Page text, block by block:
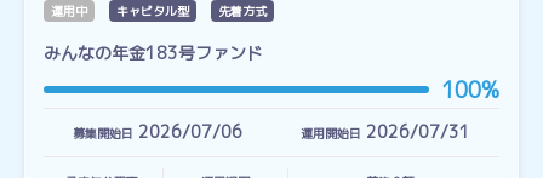
運用中 キャピタル型 先着方式
みんなの年金183号ファンド
100%
募集開始日 2026/07/06 運用開始日 2026/07/31